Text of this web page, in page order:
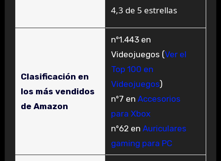
4,3 de 5 estrellas
Clasificación en
los más vendidos
de Amazon
nº1.443 en
Videojuegos (Ver el
Top 100 en
Videojuegos)
nº7 en Accesorios
para Xbox
nº62 en Auriculares
gaming para PC